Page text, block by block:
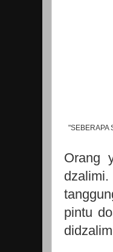
"SEBERAPA
Orang
pintu